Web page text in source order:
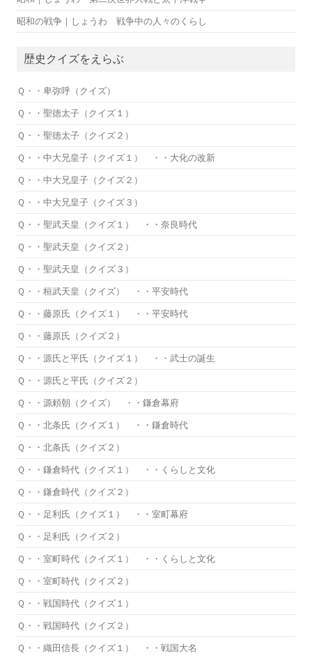
昭和の戦争｜しょうわ 戦争中の人々のくらし
歴史クイズをえらぶ
Ｑ・・卑弥呼（クイズ）
Ｑ・・聖徳太子（クイズ１）
Ｑ・・聖徳太子（クイズ２）
Ｑ・・中大兄皇子（クイズ１） ・・大化の改新
Ｑ・・中大兄皇子（クイズ２）
Ｑ・・中大兄皇子（クイズ３）
Ｑ・・聖武天皇（クイズ１） ・・奈良時代
Ｑ・・聖武天皇（クイズ２）
Ｑ・・聖武天皇（クイズ３）
Ｑ・・桓武天皇（クイズ） ・・平安時代
Ｑ・・藤原氏（クイズ１） ・・平安時代
Ｑ・・藤原氏（クイズ２）
Ｑ・・源氏と平氏（クイズ１） ・・武士の誕生
Ｑ・・源氏と平氏（クイズ２）
Ｑ・・源頼朝（クイズ） ・・鎌倉幕府
Ｑ・・北条氏（クイズ１） ・・鎌倉時代
Ｑ・・北条氏（クイズ２）
Ｑ・・鎌倉時代（クイズ１） ・・くらしと文化
Ｑ・・鎌倉時代（クイズ２）
Ｑ・・足利氏（クイズ１） ・・室町幕府
Ｑ・・足利氏（クイズ２）
Ｑ・・室町時代（クイズ１） ・・くらしと文化
Ｑ・・室町時代（クイズ２）
Ｑ・・戦国時代（クイズ１）
Ｑ・・戦国時代（クイズ２）
Ｑ・・織田信長（クイズ１） ・・戦国大名